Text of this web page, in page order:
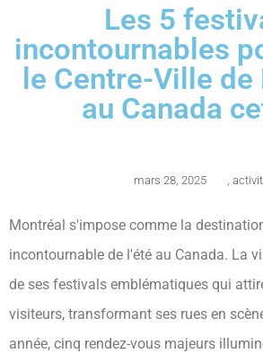
Les 5
incontournables
le Centre-Ville
au Canada
mars 28, 2025
Montréal s'impose comme la
incontournable de l'été au Canada. La
de ses festivals emblématiques qui
visiteurs, transformant ses rues en
année, cinq rendez-vous majeurs